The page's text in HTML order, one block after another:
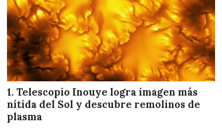
Telescopio Inouye logra imagen más
nítida del Sol y descubre remolinos de
plasma